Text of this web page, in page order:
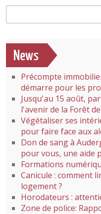
News
Précompte
démarre pour les
Jusqu'au 15 août,
l'avenir de la Forêt
Végétaliser ses
pour faire face aux
Don de sang à
pour vous, une aide
Formations
Canicule : comment
logement ?
Horodateurs :
Zone de police: